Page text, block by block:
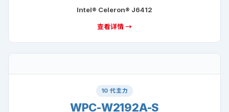
12 代旗舰
Intel® Core™ i3 / i5 / i7-12 代 U 系列
查看详情 →